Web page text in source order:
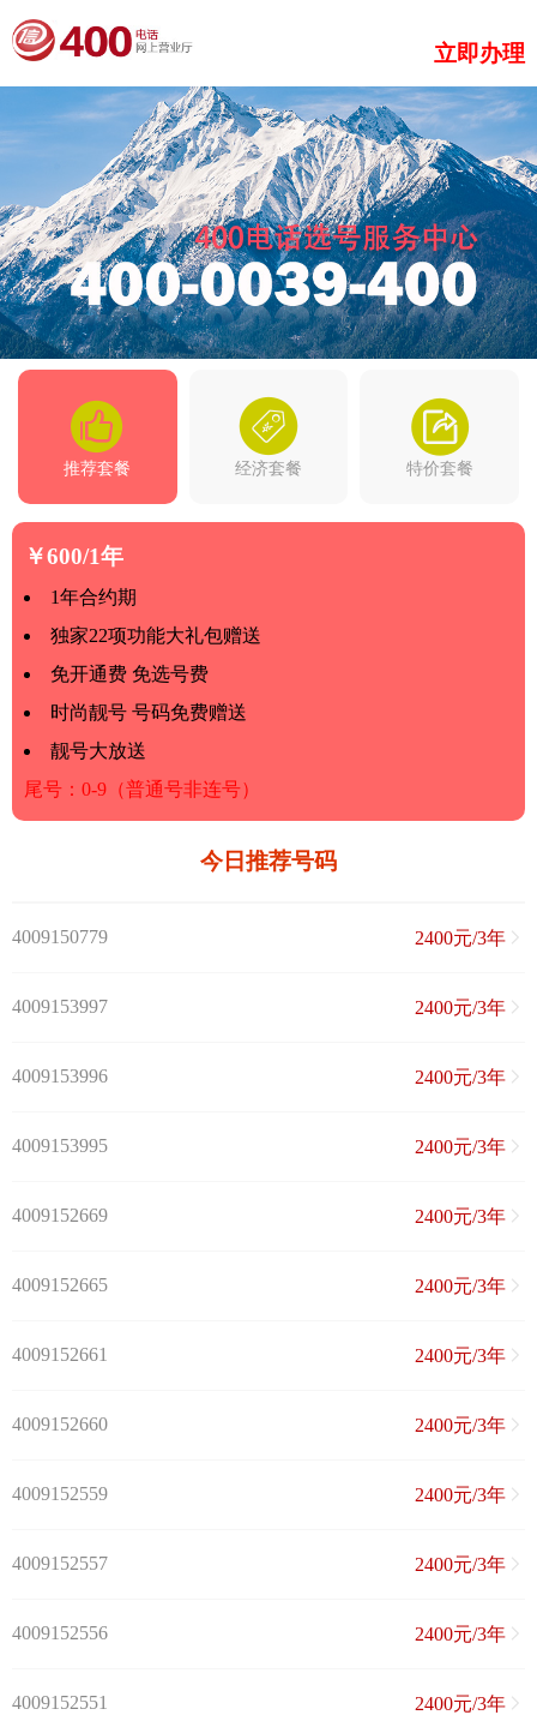
立即办理
推荐套餐 经济套餐 特价套餐
￥600/1年
1年合约期
独家22项功能大礼包赠送
免开通费 免选号费
时尚靓号 号码免费赠送
靓号大放送
尾号：0-9（普通号非连号）
今日推荐号码
4009150779 2400元/3年
4009153997 2400元/3年
4009153996 2400元/3年
4009153995 2400元/3年
4009152669 2400元/3年
4009152665 2400元/3年
4009152661 2400元/3年
4009152660 2400元/3年
4009152559 2400元/3年
4009152557 2400元/3年
4009152556 2400元/3年
4009152551 2400元/3年